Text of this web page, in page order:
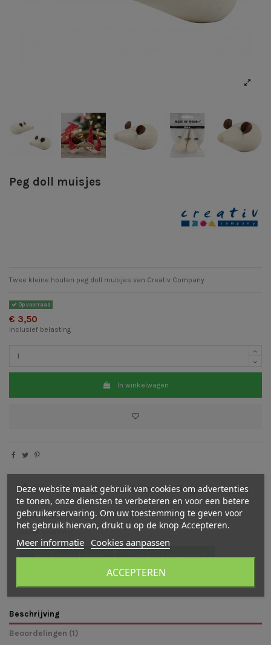
Peg doll muisjes
Twee kleine houten peg doll muisjes van Creativ Company
Op voorraad
€ 3,50
Inclusief belasting
In winkelwagen
Waarderingen en beoordelingen
(4/5 )-1cijfer(s) - beoordeling(en)
Bekijk verdeling
Beschrijving
Beoordelingen (1)
Deze website maakt gebruik van cookies om advertenties
te tonen, onze diensten te verbeteren en voor een betere
gebruikerservaring. Om uw toestemming te geven voor
het gebruik hiervan, drukt u op de knop Accepteren.
Meer informatie Cookies aanpassen
ACCEPTEREN